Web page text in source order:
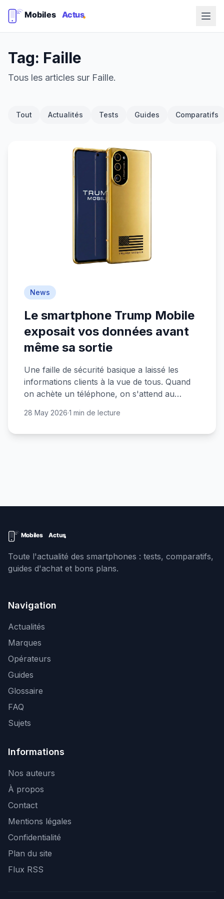
Tag: Faille
Tous les articles sur Faille.
Tout Actualités Tests Guides Comparatifs
News
Le smartphone Trump Mobile
exposait vos données avant
même sa sortie
Une faille de sécurité basique a laissé les
informations clients à la vue de tous. Quand
on achète un téléphone, on s'attend au
protégées.
28 May 2026·1 min de lecture
Toute l'actualité des smartphones : tests, comparatifs,
guides d'achat et bons plans.
Navigation
Actualités
Marques
Opérateurs
Guides
Glossaire
FAQ
Sujets
Informations
Nos auteurs
À propos
Contact
Mentions légales
Confidentialité
Plan du site
Flux RSS